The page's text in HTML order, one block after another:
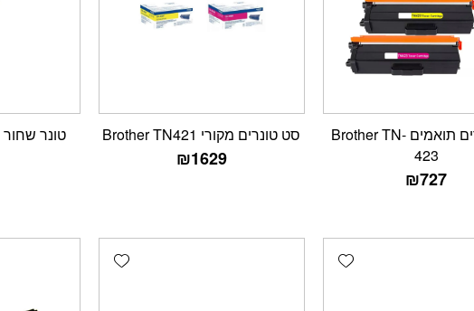
סט טונרים תואמים Brother TN-
423
₪727
סט טונרים מקורי Brother TN421
₪1629
Add wishlist
Add wishlist